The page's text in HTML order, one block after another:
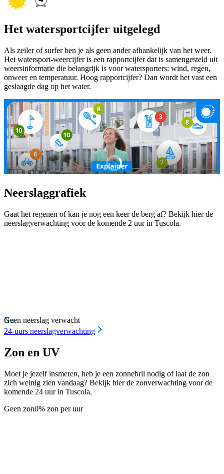
Het watersportcijfer uitgelegd
Als zeiler of surfer ben je als geen ander afhankelijk van het weer.
Het watersport-weercijfer is een rapportcijfer dat is samengesteld uit
weersinformatie die belangrijk is voor watersporters: wind, regen,
onweer en temperatuur. Hoog rapportcijfer? Dan wordt het vast een
geslaagde dag op het water.
Neerslaggrafiek
Gaat het regenen of kan je nog een keer de berg af? Bekijk hier de
neerslagverwachting voor de komende 2 uur in Tuscola.
Nu
Geen neerslag verwacht
24-uurs neerslagverwachting
Zon en UV
Moet je jezelf insmeren, heb je een zonnebril nodig of laat de zon
zich weinig zien vandaag? Bekijk hier de zonverwachting voor de
komende 24 uur in Tuscola.
Geen zon0% zon per uur